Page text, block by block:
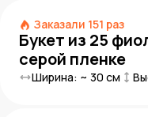
Заказали 151 раз
Букет из 25
серой пленке
Ширина: ~ 30 см